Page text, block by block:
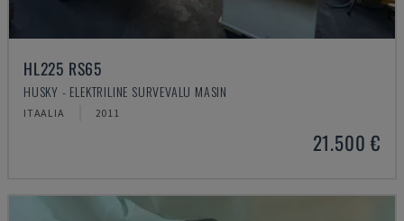
HL225 RS65
HUSKY - ELEKTRILINE SURVEVALU MASIN
ITAALIA 2011
21.500 €